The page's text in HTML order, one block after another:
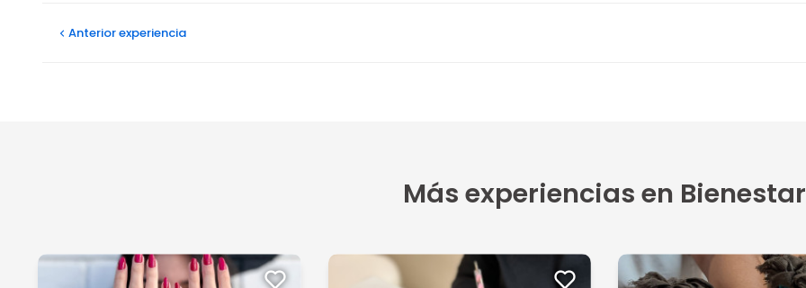
Anteriorexperiencia
Más experiencias en Bienestar